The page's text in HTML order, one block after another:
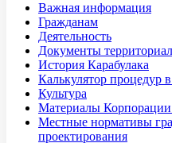
Важная информация
Гражданам
Деятельность
Документы
История Карабулака
Калькулятор процедур
Культура
Материалы
Местные нормативы
проектирования